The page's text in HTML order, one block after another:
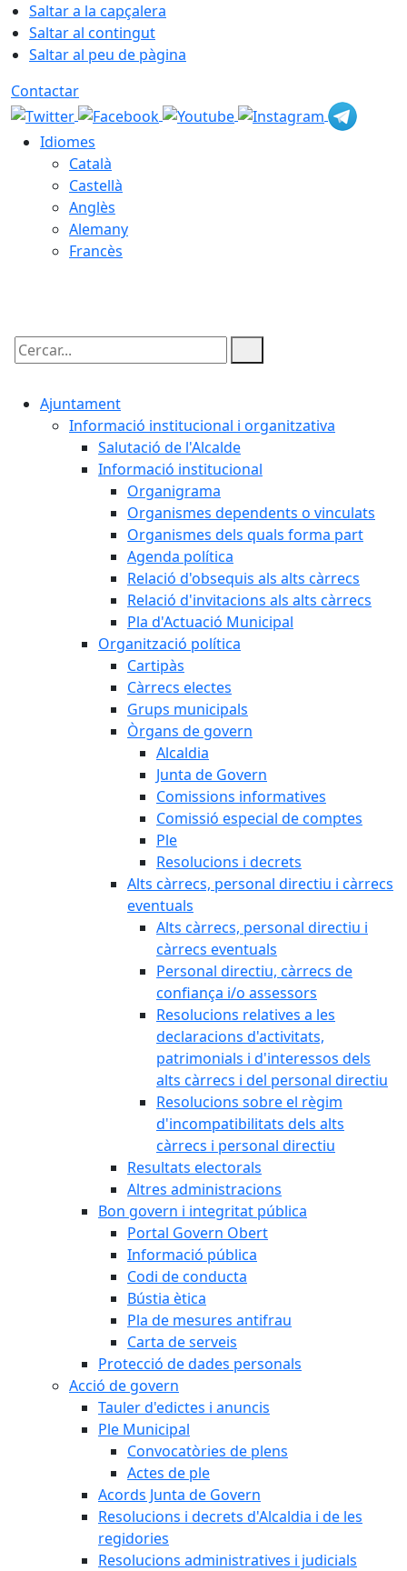
Saltar a la capçalera
Saltar al contingut
Saltar al peu de pàgina
Contactar
Idiomes
Català
Castellà
Anglès
Alemany
Francès
Cercar:
Ajuntament
Informació institucional i organitzativa
Salutació de l'Alcalde
Informació institucional
Organigrama
Organismes dependents o vinculats
Organismes dels quals forma part
Agenda política
Relació d'obsequis als alts càrrecs
Relació d'invitacions als alts càrrecs
Pla d'Actuació Municipal
Organització política
Cartipàs
Càrrecs electes
Grups municipals
Òrgans de govern
Alcaldia
Junta de Govern
Comissions informatives
Comissió especial de comptes
Ple
Resolucions i decrets
Alts càrrecs, personal directiu i càrrecs
eventuals
Alts càrrecs, personal directiu i
càrrecs eventuals
Personal directiu, càrrecs de
confiança i/o assessors
Resolucions relatives a les
declaracions d'activitats,
patrimonials i d'interessos dels
alts càrrecs i del personal directiu
Resolucions sobre el règim
d'incompatibilitats dels alts
càrrecs i personal directiu
Resultats electorals
Altres administracions
Bon govern i integritat pública
Portal Govern Obert
Informació pública
Codi de conducta
Bústia ètica
Pla de mesures antifrau
Carta de serveis
Protecció de dades personals
Acció de govern
Tauler d'edictes i anuncis
Ple Municipal
Convocatòries de plens
Actes de ple
Acords Junta de Govern
Resolucions i decrets d'Alcaldia i de les
regidories
Resolucions administratives i judicials